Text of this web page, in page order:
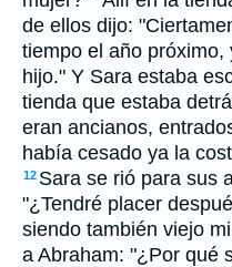
de ellos dijo:
tiempo el año
hijo." Y Sara estaba
tienda que estaba
eran ancianos,
había cesado ya la
12 Sara se rió para sus
"¿Tendré placer
siendo también viejo
a Abraham: "¿Por qué